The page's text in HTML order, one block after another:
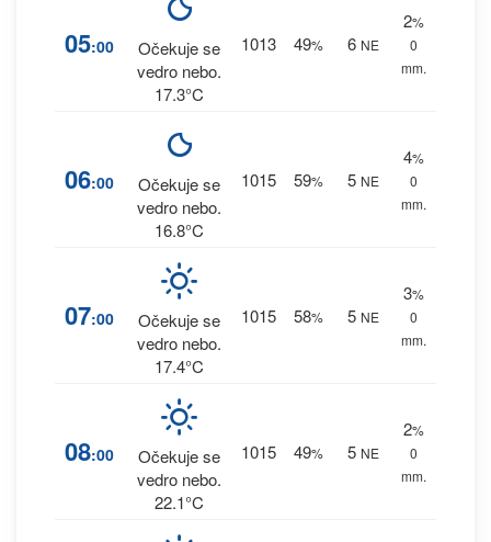
05:00
Očekuje se
vedro nebo.
17.3°C
1013 49% 6 NE
2%
0
mm.
06:00
Očekuje se
vedro nebo.
16.8°C
1015 59% 5 NE
4%
0
mm.
07:00
Očekuje se
vedro nebo.
17.4°C
1015 58% 5 NE
3%
0
mm.
08:00
Očekuje se
vedro nebo.
22.1°C
1015 49% 5 NE
2%
0
mm.